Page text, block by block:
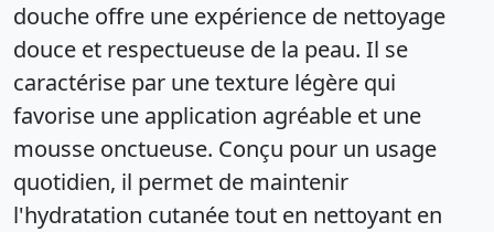
douche offre une expérience de nettoyage
douce et respectueuse de la peau. Il se
caractérise par une texture légère qui
favorise une application agréable et une
mousse onctueuse. Conçu pour un usage
quotidien, il permet de maintenir
l'hydratation cutanée tout en nettoyant en